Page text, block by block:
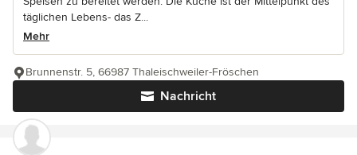
täglichen Lebens- das Z...
Mehr
Nachricht
Brunnenstr. 5, 66987 Thaleischweiler-Fröschen